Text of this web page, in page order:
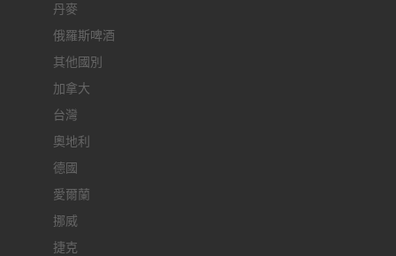
丹麥
俄羅斯啤酒
其他國別
加拿大
台灣
奧地利
德國
愛爾蘭
挪威
捷克